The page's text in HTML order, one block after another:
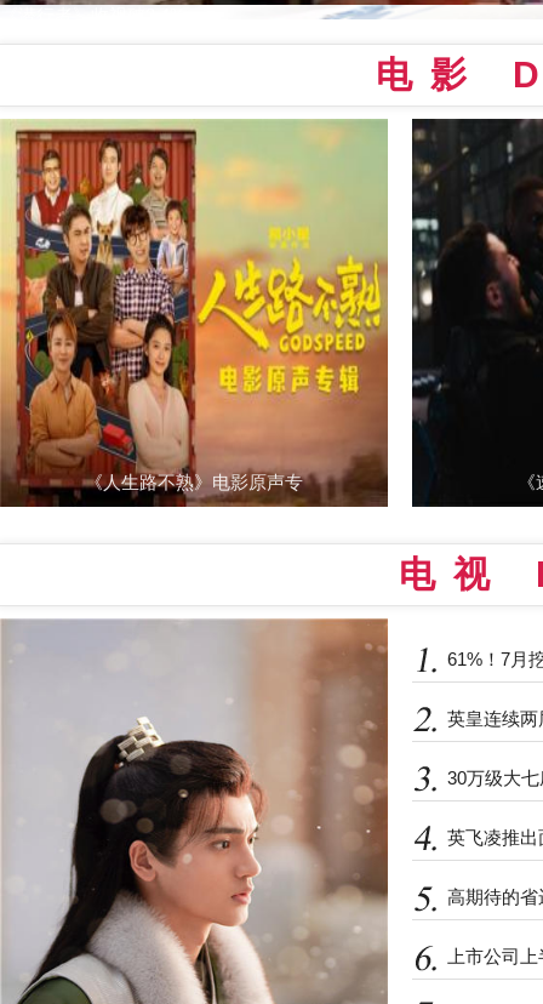
电影
《人生路不熟》电影原声专
电视
61%！7月
英皇连续
30万级大
英飞凌推
高期待的
上市公司